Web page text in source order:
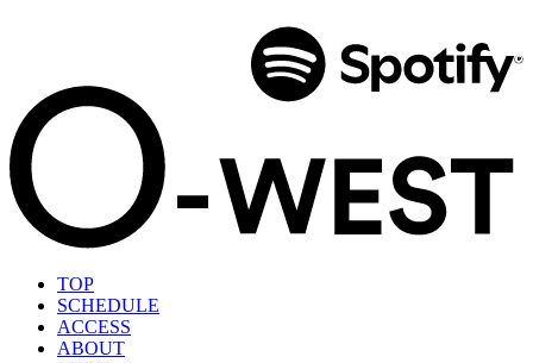
TOP
SCHEDULE
ACCESS
ABOUT